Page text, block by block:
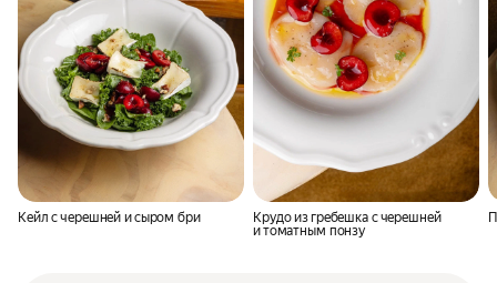
Кейл с черешней и сыром бри
Крудо из гребешка с черешней
и томатным понзу